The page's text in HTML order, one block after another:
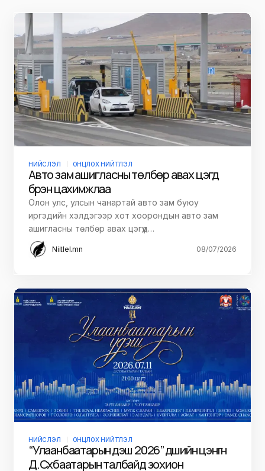
НИЙСЛЭЛ ОНЦЛОХ НИЙТЛЭЛ
Авто зам ашигласны төлбөр авах цэгүүд
бүрэн цахимжлаа
Олон улс, улсын чанартай авто зам буюу
иргэдийн хэлдэгээр хот хоорондын авто зам
ашигласны төлбөр авах цэгүүд…
Niitlel.mn 08/07/2026
НИЙСЛЭЛ ОНЦЛОХ НИЙТЛЭЛ
“Улаанбаатарын үдэш 2026” үдшийн цэнгүүн
Д.Сүхбаатарын талбайд зохион